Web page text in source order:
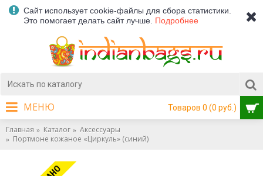
Сайт использует cookie-файлы для сбора статистики.
Это помогает делать сайт лучше. Подробнее
Товаров 0 (0 руб.)
МЕНЮ
Главная Каталог
Аксессуары
Портмоне кожаное «Циркуль» (синий)